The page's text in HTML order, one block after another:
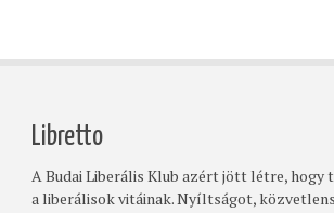
Libretto
A Budai Liberális Klub azért jött létre, hogy
a liberálisok vitáinak. Nyíltságot,